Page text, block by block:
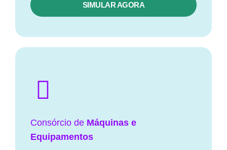
SIMULAR AGORA
Consórcio de Máquinas e
Equipamentos